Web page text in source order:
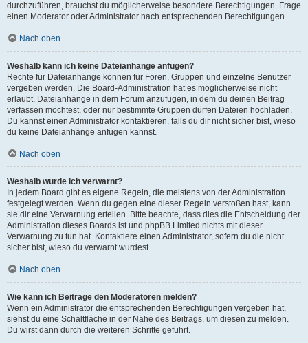
durchzuführen, brauchst du möglicherweise besondere Berechtigungen. Frage
einen Moderator oder Administrator nach entsprechenden Berechtigungen.
Nach oben
Weshalb kann ich keine Dateianhänge anfügen?
Rechte für Dateianhänge können für Foren, Gruppen und einzelne Benutzer
vergeben werden. Die Board-Administration hat es möglicherweise nicht
erlaubt, Dateianhänge in dem Forum anzufügen, in dem du deinen Beitrag
verfassen möchtest, oder nur bestimmte Gruppen dürfen Dateien hochladen.
Du kannst einen Administrator kontaktieren, falls du dir nicht sicher bist, wieso
du keine Dateianhänge anfügen kannst.
Nach oben
Weshalb wurde ich verwarnt?
In jedem Board gibt es eigene Regeln, die meistens von der Administration
festgelegt werden. Wenn du gegen eine dieser Regeln verstoßen hast, kann
sie dir eine Verwarnung erteilen. Bitte beachte, dass dies die Entscheidung der
Administration dieses Boards ist und phpBB Limited nichts mit dieser
Verwarnung zu tun hat. Kontaktiere einen Administrator, sofern du die nicht
sicher bist, wieso du verwarnt wurdest.
Nach oben
Wie kann ich Beiträge den Moderatoren melden?
Wenn ein Administrator die entsprechenden Berechtigungen vergeben hat,
siehst du eine Schaltfläche in der Nähe des Beitrags, um diesen zu melden.
Du wirst dann durch die weiteren Schritte geführt.